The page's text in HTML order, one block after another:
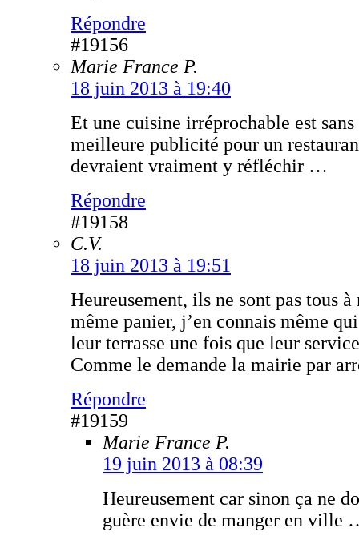
Répondre
#19156
Marie France P.
18 juin 2013 à 19:40
Et une cuisine irréprochable est
meilleure publicité pour un
devraient vraiment y réfléchir …
Répondre
#19158
C.V.
18 juin 2013 à 19:51
Heureusement, ils ne sont pas tous
même panier, j’en connais même
leur terrasse une fois que leur
Comme le demande la mairie par
Répondre
#19159
Marie France P.
19 juin 2013 à 08:39
Heureusement car sinon ça ne
guère envie de manger en ville